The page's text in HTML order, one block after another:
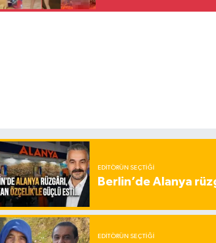
EDITÖRÜN SEÇTIĞI
Berlin’de Alanya
EDITÖRÜN SEÇTIĞI